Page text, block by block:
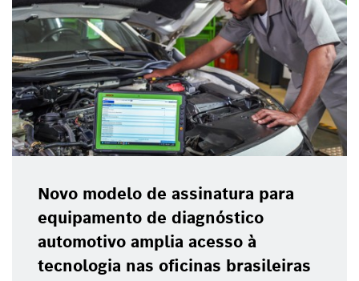
Novo modelo de assinatura para
equipamento de diagnóstico
automotivo amplia acesso à
tecnologia nas oficinas brasileiras